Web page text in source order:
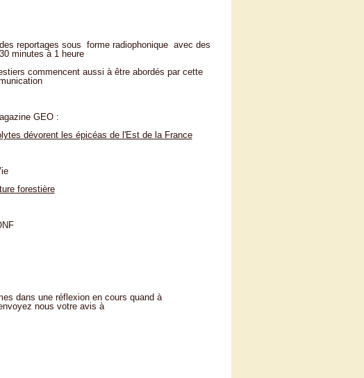
reportages sous forme radiophonique avec des
minutes à 1 heure
commencent aussi à être abordés par cette
GEO :
dévorent les épicéas de l'Est de la France
forestière
dans une réflexion en cours quand à
nous votre avis à